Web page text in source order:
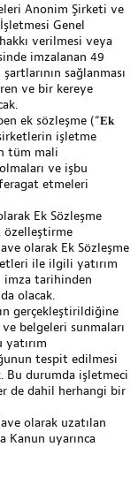
Anonim Şirketi ve
Genel
verilmesi veya
imzalanan 49
sağlanması
ve bir kereye
ek sözleşme (“Ek
işletme
tüm mali
ve işbu
etmeleri
Ek Sözleşme
özelleştirme
olarak Ek Sözleşme
ile ilgili yatırım
imza tarihinden
olacak.
gerçekleştirildiğine
belgeleri sunmaları
tespit edilmesi
Bu durumda işletmeci
de dahil herhangi bir
olarak uzatılan
Kanun uyarınca